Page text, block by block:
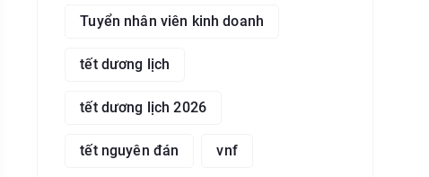
Tuyển nhân viên kinh doanh
tết dương lịch
tết dương lịch 2026
tết nguyên đán vnf